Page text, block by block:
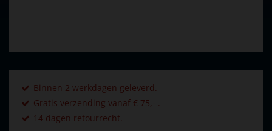
Binnen 2 werkdagen geleverd.
Gratis verzending vanaf € 75,- .
14 dagen retourrecht.